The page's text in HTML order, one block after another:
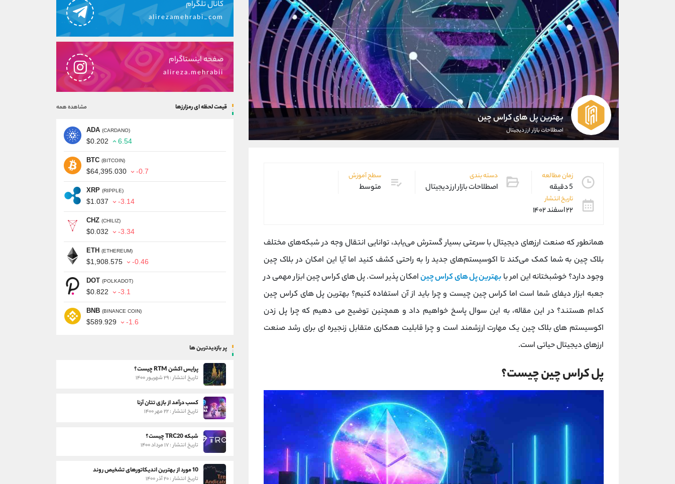
بهترین پل های کراس چین
اصطلاحات بازار ارز دیجیتال
زمان مطالعه
5 دقیقه
دسته بندی
اصطلاحات بازار ارز دیجیتال
سطح آموزش
متوسط
تاریخ انتشار
۲۲ اسفند ۱۴۰۲
همانطور که صنعت ارزهای دیجیتال با سرعتی بسیار گسترش می‌یابد، توانایی انتقال وجه در شبکه‌های مختلف
بلاک چین به شما کمک می‌کند تا اکوسیستم‌های جدید را به راحتی کشف کنید اما آیا این امکان در بلاک چین
وجود دارد؟ خوشبختانه این امر با بهترین پل های کراس چینامکان پذیر است. پل های کراس چین ابزار مهمی در
جعبه ابزار دیفای شما است اما کراس چین چیست و چرا باید از آن استفاده کنیم؟ بهترین پل های کراس چین
کدام هستند؟ در این مقاله، به این سوال پاسخ خواهیم داد و همچنین توضیح می دهیم که چرا پل زدن
اکوسیستم های بلاک چین یک مهارت ارزشمند است و چرا قابلیت همکاری متقابل زنجیره ای برای رشد صنعت
ارزهای دیجیتال حیاتی است.
پل کراس چین چیست؟
کانال تلگرام
alirezamehrabi_com
صفحه اینستاگرام
alireza.mehrabii
قیمت لحظه ای رمزارزها مشاهده همه
ADA (CARDANO)
$0.202 6.54
BTC (BITCOIN)
$64,395.030 -0.7
XRP (RIPPLE)
$1.037 -3.14
CHZ (CHILIZ)
$0.032 -3.34
ETH (ETHEREUM)
$1,908.575 -0.46
DOT (POLKADOT)
$0.822 -3.1
BNB (BINANCE COIN)
$589.929 -1.6
پر بازدیدترین ها
پرایس اکشن RTM چیست؟
تاریخ انتشار : ۲۹ شهریور ۱۴۰۰
کسب درآمد از بازی تتان آرنا
تاریخ انتشار : ۲۲ مهر ۱۴۰۰
شبکه TRC20 چیست؟
تاریخ انتشار : ۱۷ مرداد ۱۴۰۰
10 مورد از بهترین اندیکاتورهای تشخیص روند
تاریخ انتشار : ۲۰ آذر ۱۴۰۰